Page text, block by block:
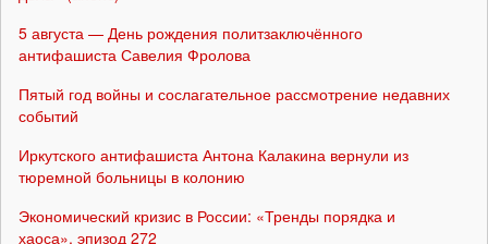
5 августа — День рождения политзаключённого
антифашиста Савелия Фролова
Пятый год войны и сослагательное рассмотрение недавних
событий
Иркутского антифашиста Антона Калакина вернули из
тюремной больницы в колонию
Экономический кризис в России: «Тренды порядка и
хаоса», эпизод 272